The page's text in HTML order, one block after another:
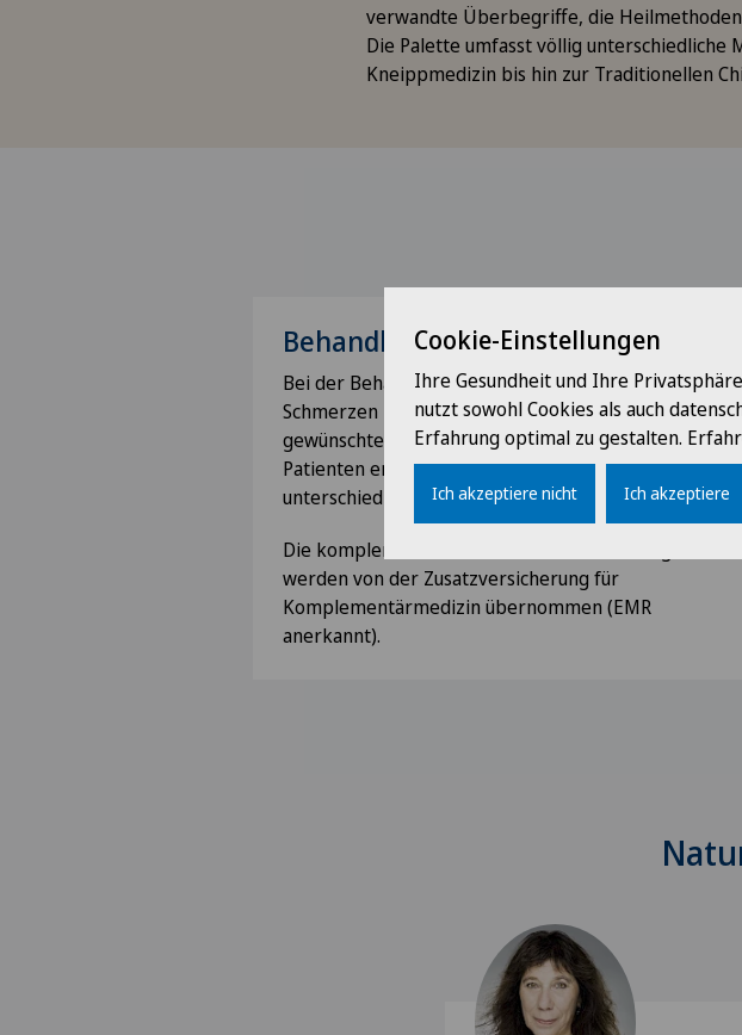
verwandte Überbegriffe, die
Die Palette umfasst völlig
Kneippmedizin bis hin zur Traditionellen
Behandlung
Bei der Behandlung von akuten und chronischen
Schmerzen reicht ein Weg allein oft nicht aus, um den
gewünschten Erfolg zu erzielen. Häufig bringt den
Patienten erst die kombinierte Anwendung
unterschiedlicher Verfahren den Durchbruch.
Die komplementärmedizinischen Behandlungen
werden von der Zusatzversicherung für
Komplementärmedizin übernommen (EMR
anerkannt).
Cookie-Einstellungen
Ihre Gesundheit und Ihre
nutzt sowohl Cookies als auch
Erfahrung optimal zu gestalten.
Ich akzeptiere nicht Ich akzeptiere